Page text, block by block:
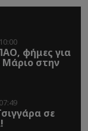
φήμες για
στην
σε